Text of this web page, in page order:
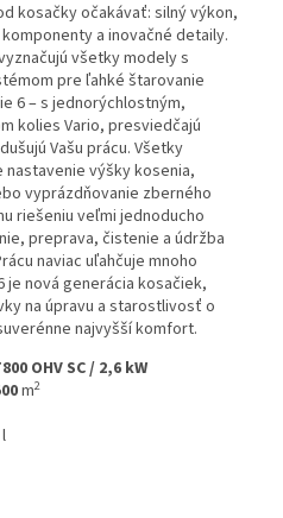
kosačky očakávať: silný výkon,
a inovačné detaily.
všetky modely s
pre ľahké štarovanie
6 – s jednorýchlostným,
kolies Vario, presviedčajú
Vašu prácu. Všetky
výšky kosenia,
vyprázdňovanie zberného
riešeniu veľmi jednoducho
preprava, čistenie a údržba
naviac uľahčuje mnoho
nová generácia kosačiek,
na úpravu a starostlivosť o
najvyšší komfort.
OHV SC / 2,6 kW
m2
l